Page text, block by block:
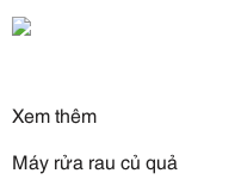
Xem thêm
Máy rửa rau củ quả